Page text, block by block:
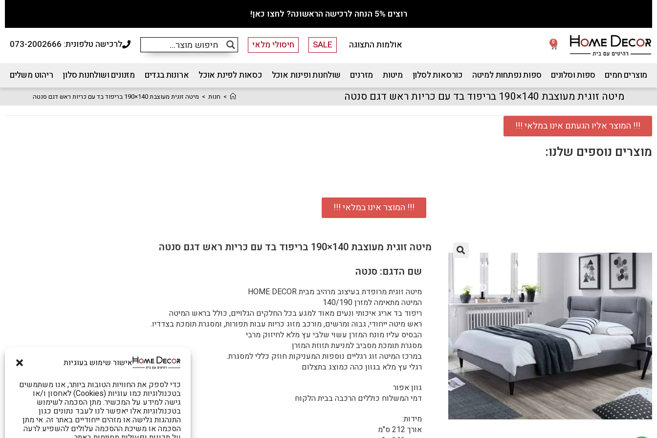
אישור שימוש בעוגיות
כדי לספק את החוויות הטובות ביותר, אנו משתמשים
בטכנולוגיות כמו עוגיות (Cookies) לאחסון ו/או
גישה למידע על המכשיר. מתן הסכמה לשימוש
בטכנולוגיות אלו יאפשר לנו לעבד נתונים כגון
התנהגות גלישה או מזהים ייחודיים באתר זה. אי מתן
הסכמה או משיכת ההסכמה עלולים להשפיע לרעה
רוצים 5% הנחה לרכישה הראשונה? לחצו כאן!
0 אולמות התצוגה SALE חיסולי מלאי לרכישה טלפונית: 073-2002666
מוצרים חמים ספות וסלונים ספות נפתחות למיטה כורסאות לסלון מיטות מזרנים שולחנות ופינות אוכל כסאות לפינת אוכל ארונות בגדים מזנונים ושולחנות סלון ריהוט משלים
מיטה זוגית מעוצבת 140×190 בריפוד בד עם כריות ראש דגם סנטה > חנות > מיטה זוגית מעוצבת 140×190 בריפוד בד עם כריות ראש דגם סנטה
!!! המוצר אליו הגעתם אינו במלאי !!!
מוצרים נוספים שלנו:
!!! המוצר אינו במלאי !!!
מיטה זוגית מעוצבת 140×190 בריפוד בד עם כריות ראש דגם סנטה
שם הדגם: סנטה
מיטה זוגית מרופדת בעיצוב מרהיב מבית HOME DECOR
המיטה מתאימה למזרן 140/190
ריפוד בד אריג איכותי ונעים מאוד למגע בכל החלקים הגלויים, כולל בראש המיטה
ראש מיטה ייחודי, גבוה ומרשים, מורכב מזוג כריות עבות תפורות, ומסגרת תומכת בצדדיו.
הבסיס עליו מונח המזרן עשוי שלבי עץ מלא לחיזוק מרבי
מסגרת תומכת מסביב למניעת תזוזת המזרן
במרכז המיטה זוג רגליים נוספות המעניקות חוזק כללי למסגרת.
רגלי עץ מלא בגוון כהה כמוצג בתצלום
גוון אפור
דמי המשלוח כוללים הרכבה בבית הלקוח
מידות:
אורך 212 ס"מ